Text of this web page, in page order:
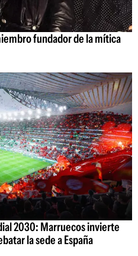
fundador de la mítica
2030: Marruecos invierte
la sede a España